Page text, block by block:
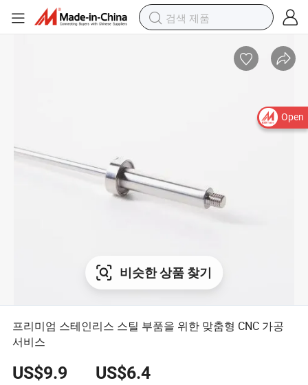
Open
비슷한 상품 찾기
프리미엄 스테인리스 스틸 부품을 위한 맞춤형 CNC 가공
서비스
US$9.9 US$6.4